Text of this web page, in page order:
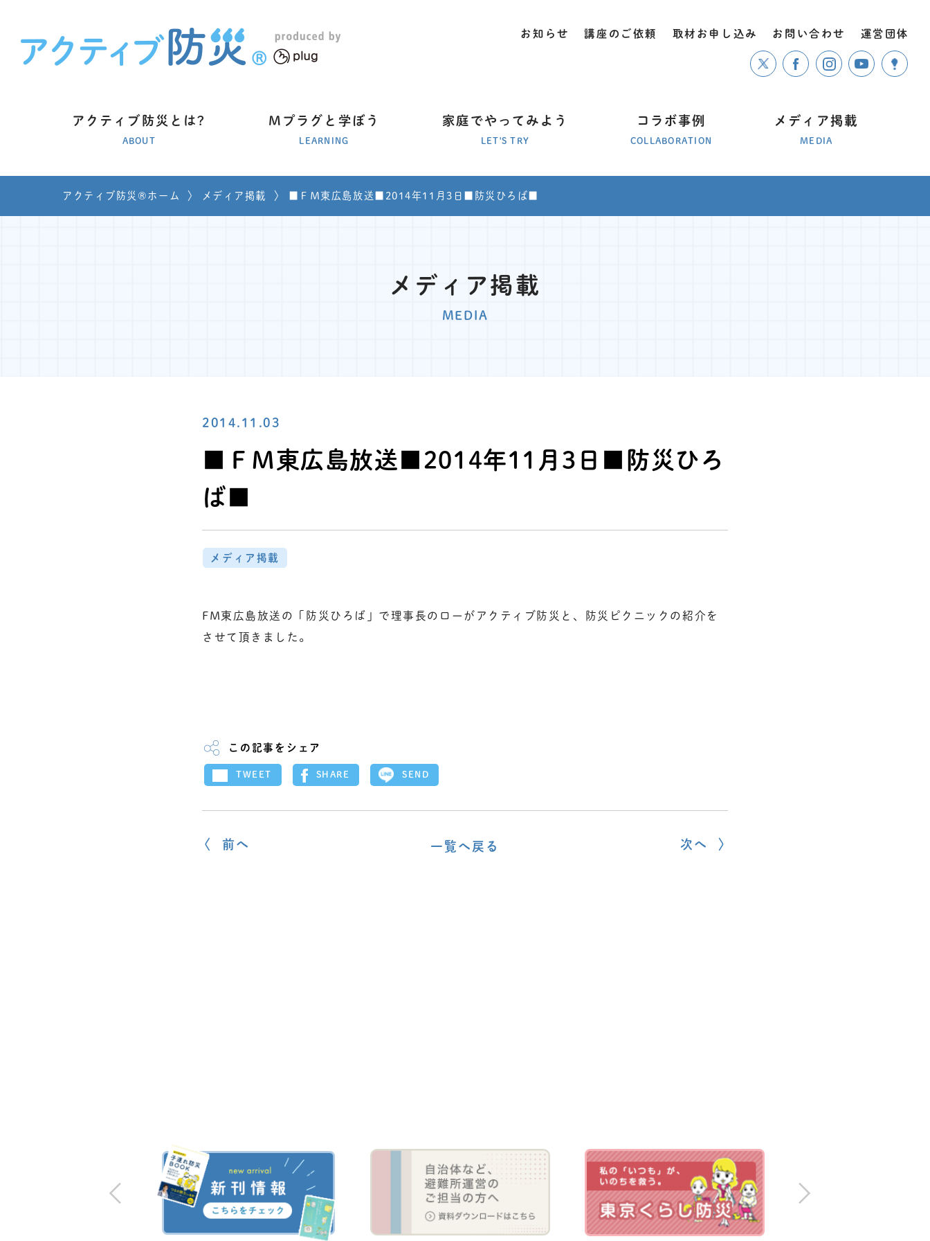
アクティブ防災とは?
ABOUT
Mプラグと学ぼう
LEARNING
家庭でやってみよう
LET'S TRY
コラボ事例
COLLABORATION
メディア掲載
MEDIA
お知らせ 講座のご依頼 取材お申し込み お問い合わせ 運営団体
アクティブ防災®ホーム 〉 メディア掲載 〉 ■ＦＭ東広島放送■2014年11月3日■防災ひろば■
メディア掲載
MEDIA
2014.11.03
■ＦＭ東広島放送■2014年11月3日■防災ひろ
ば■
メディア掲載
FM東広島放送の「防災ひろば」で理事長のローがアクティブ防災と、防災ピクニックの紹介を
させて頂きました。
この記事をシェア
TWEET SHARE SEND
一覧へ戻る